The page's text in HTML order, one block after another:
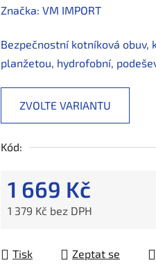
Značka: VM IMPORT
Bezpečnostní kotníková obuv,
planžetou, hydrofobní,
ZVOLTE VARIANTU
Kód:
1 669 Kč
1 379 Kč bez DPH
Tisk
Zeptat se